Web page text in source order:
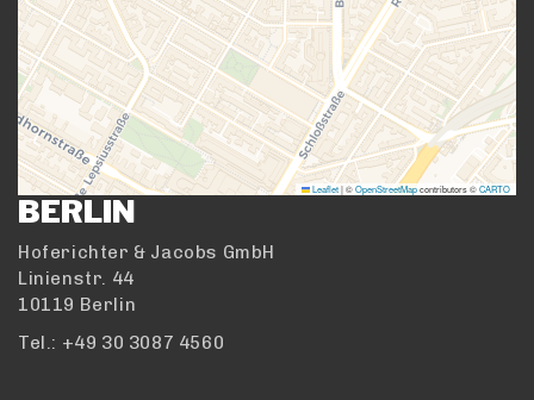
Leaflet|©OpenStreetMapcontributors ©CARTO
BERLIN
Hoferichter & Jacobs GmbH
Linienstr. 44
10119 Berlin
Tel.: +49 30 3087 4560